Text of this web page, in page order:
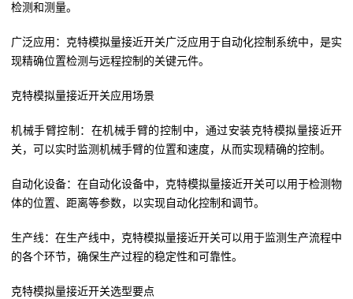
检测和测量。
广泛应用：克特模拟量接近开关广泛应用于自动化控制系统中，是实
现精确位置检测与远程控制的关键元件。
克特模拟量接近开关应用场景
机械手臂控制：在机械手臂的控制中，通过安装克特模拟量接近开
关，可以实时监测机械手臂的位置和速度，从而实现精确的控制。
自动化设备：在自动化设备中，克特模拟量接近开关可以用于检测物
体的位置、距离等参数，以实现自动化控制和调节。
生产线：在生产线中，克特模拟量接近开关可以用于监测生产流程中
的各个环节，确保生产过程的稳定性和可靠性。
克特模拟量接近开关选型要点